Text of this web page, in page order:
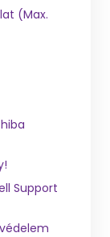
(Max.
Support